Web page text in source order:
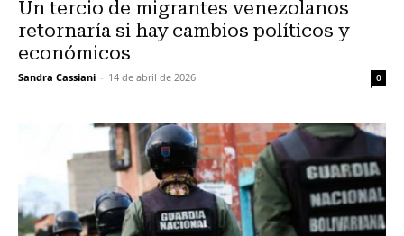
Un tercio de migrantes venezolanos
retornaría si hay cambios políticos y
económicos
Sandra Cassiani - 14 de abril de 2026 0